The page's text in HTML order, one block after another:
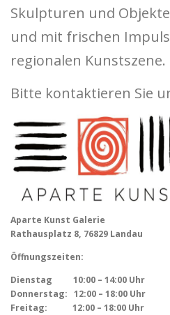
Skulpturen und
und mit frischen
regionalen Kunstszene.
Bitte kontaktieren Sie
Aparte Kunst Galerie
Rathausplatz 8, 76829 Landau
Öffnungszeiten:
Dienstag 10:00 – 14:00 Uhr
Donnerstag: 12:00 – 18:00 Uhr
Freitag: 12:00 – 18:00 Uhr